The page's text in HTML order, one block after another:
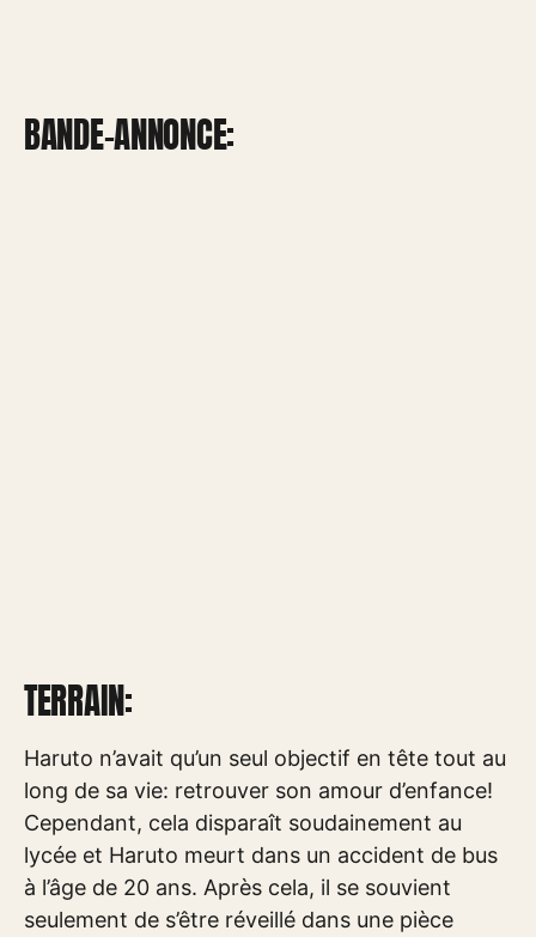
BANDE-ANNONCE:
TERRAIN:
Haruto n’avait qu’un seul objectif en tête tout au
long de sa vie: retrouver son amour d’enfance!
Cependant, cela disparaît soudainement au
lycée et Haruto meurt dans un accident de bus
à l’âge de 20 ans. Après cela, il se souvient
seulement de s’être réveillé dans une pièce